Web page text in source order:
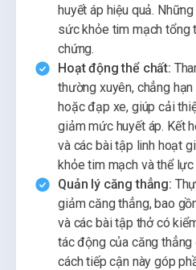
huyết áp hiệu quả.
sức khỏe tim mạch tổng
chứng.
Hoạt động thể chất:
thường xuyên, chẳng
hoặc đạp xe, giúp cải
giảm mức huyết áp. Kết
và các bài tập linh hoạt
khỏe tim mạch và thể lực
Quản lý căng thẳng:
giảm căng thẳng, bao
và các bài tập thở có
tác động của căng
cách tiếp cận này góp